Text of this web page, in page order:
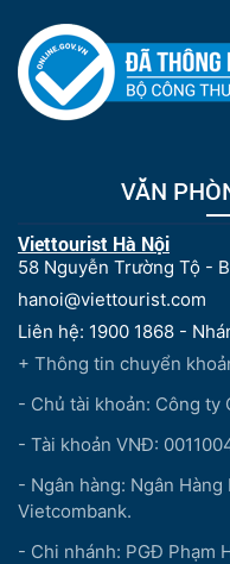
VĂN
Viettourist Hà Nội
58 Nguyễn Trường Tộ -
hanoi@viettourist.com
Liên hệ: 1900 1868 -
+ Thông tin chuyển
- Chủ tài khoản: Công ty
- Tài khoản VNĐ:
- Ngân hàng: Ngân
Vietcombank.
- Chi nhánh: PGĐ Phạm